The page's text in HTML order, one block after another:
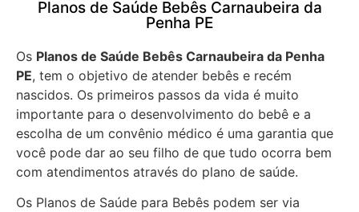
Planos de Saúde Bebês Carnaubeira da
Penha PE
Os Planos de Saúde Bebês Carnaubeira da Penha
PE, tem o objetivo de atender bebês e recém
nascidos. Os primeiros passos da vida é muito
importante para o desenvolvimento do bebê e a
escolha de um convênio médico é uma garantia que
você pode dar ao seu filho de que tudo ocorra bem
com atendimentos através do plano de saúde.
Os Planos de Saúde para Bebês podem ser via